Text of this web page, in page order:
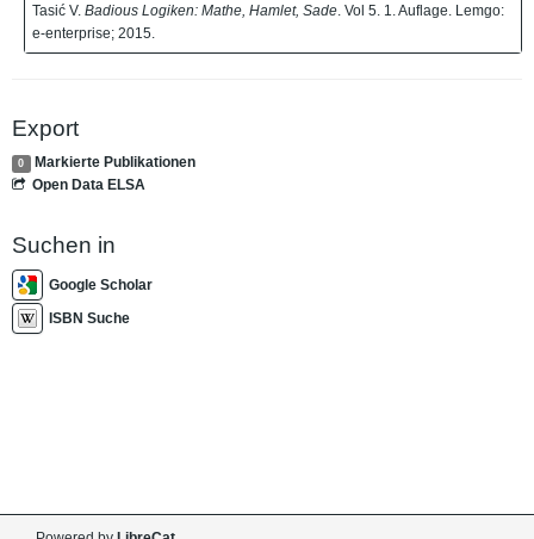
Tasić V. Badious Logiken: Mathe, Hamlet, Sade . Vol 5. 1. Auflage. Lemgo:
e-enterprise; 2015.
Export
0
Markierte Publikationen
Open Data ELSA
Suchen in
Google Scholar
ISBN Suche